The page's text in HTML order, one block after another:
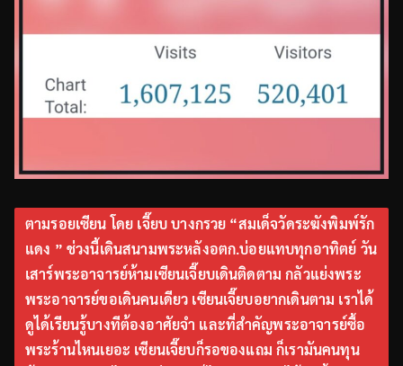
ตามรอยเซียน โดย เจี๊ยบ บางกรวย “สมเด็จวัดระฆังพิมพ์รัก
แดง ” ช่วงนี้เดินสนามพระหลังอตก.บ่อยแทบทุกอาทิตย์ วัน
เสาร์พระอาจารย์ห้ามเซียนเจี๊ยบเดินติดตาม กลัวแย่งพระ
พระอาจารย์ขอเดินคนเดียว เซียนเจี๊ยบอยากเดินตาม เราได้
ดูได้เรียนรู้บางทีต้องอาศัยจำ และที่สำคัญพระอาจารย์ซื้อ
พระร้านไหนเยอะ เซียนเจี๊ยบก็รอของแถม ก็เรามันคนทุน